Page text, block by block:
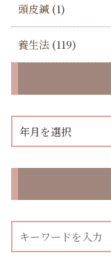
頭皮鍼 (1)
養生法 (119)